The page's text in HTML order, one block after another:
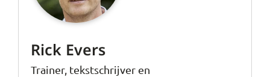
Rick Evers
Trainer, tekstschrijver en